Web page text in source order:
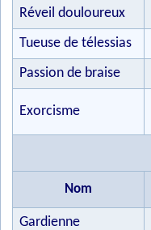
Réveil douloureux
Tueuse de télessias
Passion de braise
Exorcisme
Nom
Gardienne